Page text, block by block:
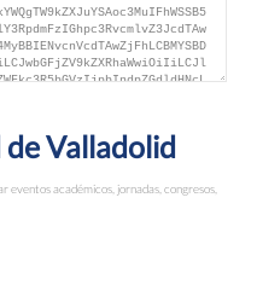
Valladolid
eventos académicos, jornadas, congresos,